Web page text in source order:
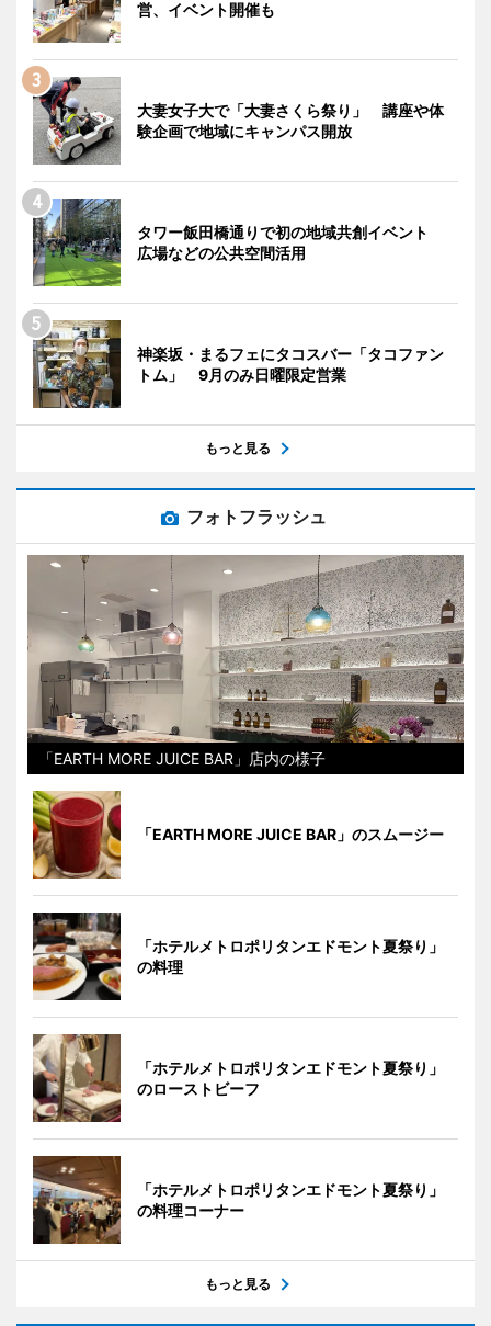
営、イベント開催も
大妻女子大で「大妻さくら祭り」 講座や体
験企画で地域にキャンパス開放
タワー飯田橋通りで初の地域共創イベント
広場などの公共空間活用
神楽坂・まるフェにタコスバー「タコファン
トム」 9月のみ日曜限定営業
もっと見る
フォトフラッシュ
「EARTH MORE JUICE BAR」店内の様子
「EARTH MORE JUICE BAR」のスムージー
「ホテルメトロポリタンエドモント夏祭り」
の料理
「ホテルメトロポリタンエドモント夏祭り」
のローストビーフ
「ホテルメトロポリタンエドモント夏祭り」
の料理コーナー
もっと見る